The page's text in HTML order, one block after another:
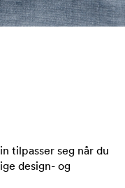
tilpasser seg når du
design- og